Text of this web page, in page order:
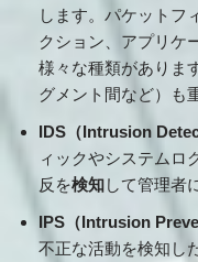
します。パケットフ
クション、アプリケ
様々な種類がありま
グメント間など）も
IDS（Intrusion
ィックやシステムロ
反を検知して管理者
IPS（Intrusion
不正な活動を検知し